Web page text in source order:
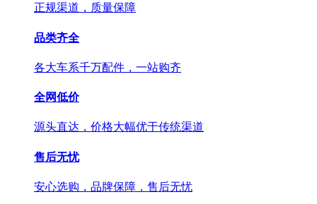
正规渠道，质量保障
品类齐全
各大车系千万配件，一站购齐
全网低价
源头直达，价格大幅优于传统渠道
售后无忧
安心选购，品牌保障，售后无忧